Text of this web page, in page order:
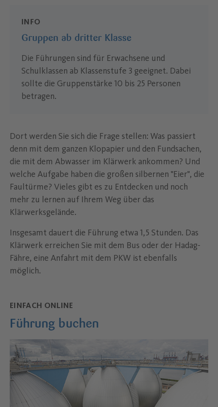
INFO
Gruppen ab dritter Klasse
Die Führungen sind für Erwachsene und
Schulklassen ab Klassenstufe 3 geeignet. Dabei
sollte die Gruppenstärke 10 bis 25 Personen
betragen.
Dort werden Sie sich die Frage stellen: Was passiert
denn mit dem ganzen Klopapier und den Fundsachen,
die mit dem Abwasser im Klärwerk ankommen? Und
welche Aufgabe haben die großen silbernen "Eier", die
Faultürme? Vieles gibt es zu Entdecken und noch
mehr zu lernen auf Ihrem Weg über das
Klärwerksgelände.
Insgesamt dauert die Führung etwa 1,5 Stunden. Das
Klärwerk erreichen Sie mit dem Bus oder der Hadag-
Fähre, eine Anfahrt mit dem PKW ist ebenfalls
möglich.
Führung buchen
EINFACH ONLINE